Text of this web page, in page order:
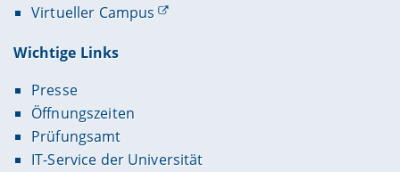
Virtueller Campus
Wichtige Links
Presse
Öffnungszeiten
Prüfungsamt
IT-Service der Universität